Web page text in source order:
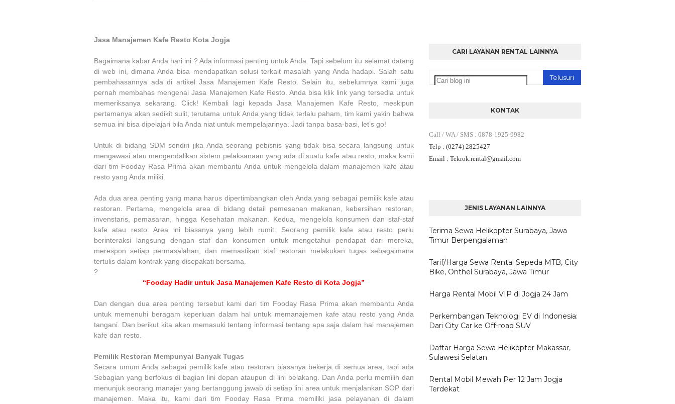
Jasa Manajemen Kafe Resto Kota Jogja
Bagaimana kabar Anda hari ini ? Ada informasi penting untuk Anda. Tapi sebelum itu selamat datang
di web ini, dimana Anda bisa mendapatkan solusi terkait masalah yang Anda hadapi. Salah satu
pembahasannya ada di artikel Jasa Manajemen Kafe Resto. Selain itu, sebelumnya kami juga
pernah membahas mengenai Jasa Manajemen Kafe Resto. Anda bisa klik link yang tersedia untuk
memeriksanya sekarang. Click! Kembali lagi kepada Jasa Manajemen Kafe Resto, meskipun
pertamanya akan sedikit sulit, terutama untuk Anda yang tidak terlalu paham, tim kami yakin bahwa
semua ini bisa dipelajari bila Anda niat untuk mempelajarinya. Jadi tanpa basa-basi, let’s go!
Untuk di bidang SDM sendiri jika Anda seorang pebisnis yang tidak bisa secara langsung untuk
mengawasi atau mengendalikan sistem pelaksanaan yang ada di suatu kafe atau resto, maka kami
dari tim Fooday Rasa Prima akan membantu Anda untuk mengelola dalam manajemen kafe atau
resto yang Anda miliki.
Ada dua area penting yang mana harus dipertimbangkan oleh Anda yang sebagai pemilik kafe atau
restoran. Pertama, mengelola area di bidang detail pemesanan makanan, kebersihan restoran,
invenstaris, pemasaran, hingga Kesehatan makanan. Kedua, mengelola konsumen dan staf-staf
kafe atau resto. Area ini biasanya yang lebih rumit. Seorang pemilik kafe atau resto perlu
berinteraksi langsung dengan staf dan konsumen untuk mengetahui pendapat dari mereka,
merespon setiap permasalahan, dan memastikan staf restoran melakukan tugas sebagaimana
tertulis dalam kontrak yang disepakati bersama.
?
“Fooday Hadir untuk Jasa Manajemen Kafe Resto di Kota Jogja”
Dan dengan dua area penting tersebut kami dari tim Fooday Rasa Prima akan membantu Anda
untuk memenuhi beragam keperluan dalam hal untuk memanajemen kafe atau resto yang Anda
tangani. Dan berikut kita akan memasuki tentang informasi tentang apa saja dalam hal manajemen
kafe dan resto.
Pemilik Restoran Mempunyai Banyak Tugas
Secara umum Anda sebagai pemilik kafe atau restoran biasanya bekerja di semua area, tapi ada
Sebagian yang berfokus di bagian lini depan ataupun di lini belakang. Dan Anda perlu memilih dan
menunjuk seorang manajer yang bertanggung jawab di setiap lini area untuk menjalankan SOP dari
manajemen. Maka itu, kami dari tim Fooday Rasa Prima memiliki jasa pelayanan di dalam
CARI LAYANAN RENTAL LAINNYA
KONTAK
Call / WA / SMS : 0878-1925-9982
Telp : (0274) 2825427
Email : Tekrok.rental@gmail.com
JENIS LAYANAN LAINNYA
Terima Sewa Helikopter Surabaya, Jawa
Timur Berpengalaman
Tarif/Harga Sewa Rental Sepeda MTB, City
Bike, Onthel Surabaya, Jawa Timur
Harga Rental Mobil VIP di Jogja 24 Jam
Perkembangan Teknologi EV di Indonesia:
Dari City Car ke Off-road SUV
Daftar Harga Sewa Helikopter Makassar,
Sulawesi Selatan
Rental Mobil Mewah Per 12 Jam Jogja
Terdekat